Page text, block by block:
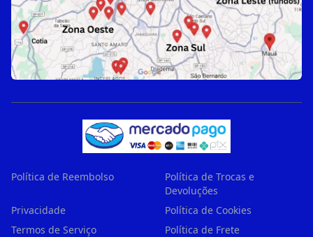
Política de Reembolso
Política de Trocas e
Devoluções
Privacidade
Política de Cookies
Termos de Serviço
Política de Frete